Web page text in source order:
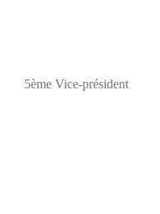
5ème Vice-président